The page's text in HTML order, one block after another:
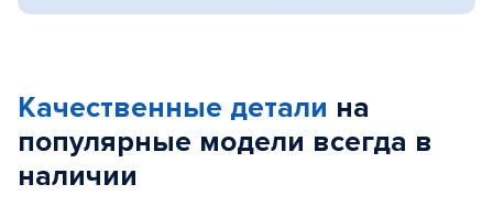
Качественные детали на
популярные модели всегда в
наличии